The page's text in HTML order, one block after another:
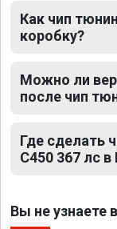
Как чип
коробку?
Можно ли
после чип
Где сделать
C450 367 лс в
Вы не узнаете